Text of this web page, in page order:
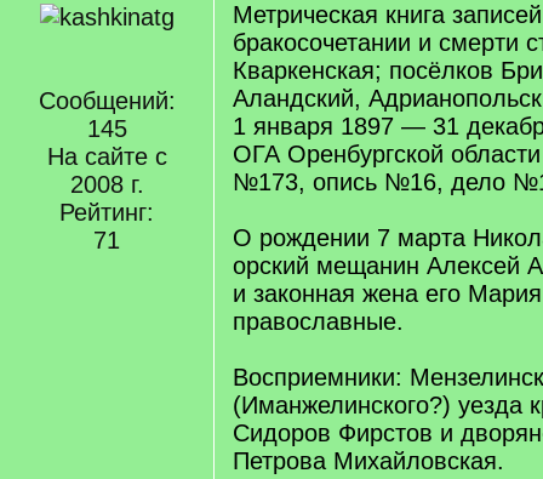
Сообщений:
145
На сайте с
2008 г.
Рейтинг:
71
Метрическая книга
бракосочетании и смерти
Кваркенская; посёлков
Аландский,
1 января 1897 — 31
ОГА Оренбургской
№173, опись №16, дело
О рождении 7 марта
орский мещанин Алексей
и законная жена его
православные.
Восприемники:
(Иманжелинского?) уезда
Сидоров Фирстов и
Петрова Михайловская.